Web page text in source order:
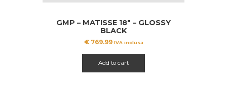
GMP – MATISSE 18″ – GLOSSY
BLACK
€769.99 IVA inclusa
Add to cart